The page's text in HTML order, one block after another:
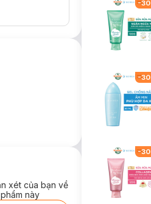
xét của bạn về
này
-30
-30
-30